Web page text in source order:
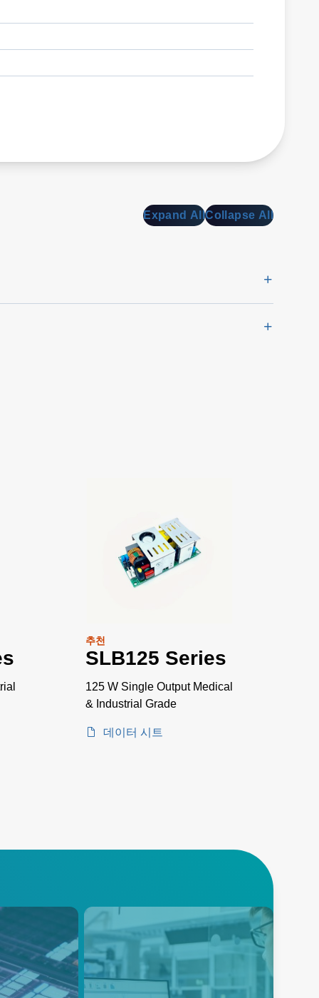
Expand AllCollapse All
추천
SLB125 Series
125 W Single Output Medical
& Industrial Grade
데이터 시트